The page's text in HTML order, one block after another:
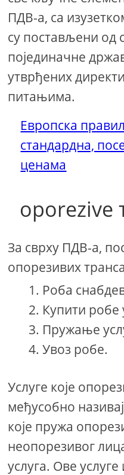
ПДВ-а, са
су постављени од
појединачне
утврђених
питањима.
Европска
стандардна,
ценама
oporezive
За сврху ПДВ-а,
опорезивих
Роба
Купити робе
Пружање
Увоз робе.
Услуге које
међусобно
које пружа
неопорезивог
услуга. Ове